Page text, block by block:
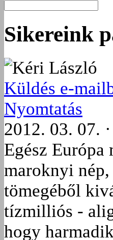
Sikereink
Kéri László
Küldés e-
Nyomtatás
2012. 03. 07.
Egész
maroknyi
tömegéből
tízmilliós -
hogy